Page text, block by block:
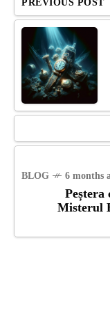
PREVIOUS POST
BLOG 6 months
Misterul